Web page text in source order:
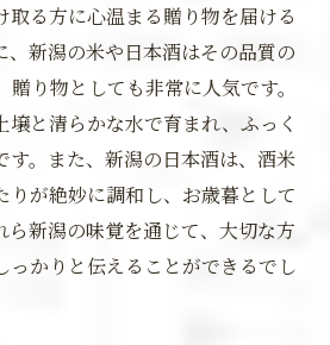
取る方に心温まる贈り物を届ける
、新潟の米や日本酒はその品質の
り物としても非常に人気です。
と清らかな水で育まれ、ふっく
す。また、新潟の日本酒は、酒米
りが絶妙に調和し、お歳暮として
ら新潟の味覚を通じて、大切な方
っかりと伝えることができるでし